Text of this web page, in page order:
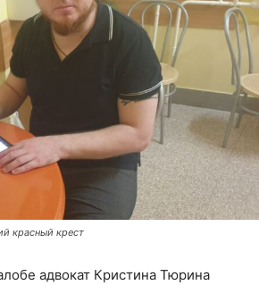
красный крест
адвокат Кристина Тюрина